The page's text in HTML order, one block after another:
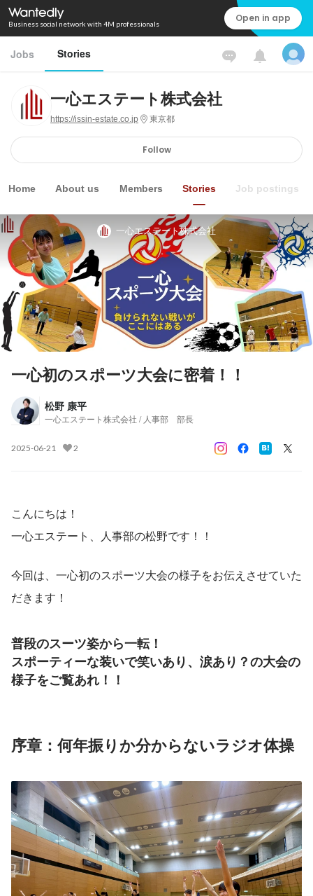
Business social network with 4M professionals Open in app
Jobs Stories
一心エステート株式会社
https://issin-estate.co.jp 東京都
Follow
Home About us Members Stories Job postings
一心エステート株式会社
一心初のスポーツ大会に密着！！
松野 康平
一心エステート株式会社 / 人事部 部長
2025-06-21 2
こんにちは！
一心エステート、人事部の松野です！！
今回は、一心初のスポーツ大会の様子をお伝えさせていた
だきます！
普段のスーツ姿から一転！
スポーティーな装いで笑いあり、涙あり？の大会の
様子をご覧あれ！！
序章：何年振りか分からないラジオ体操